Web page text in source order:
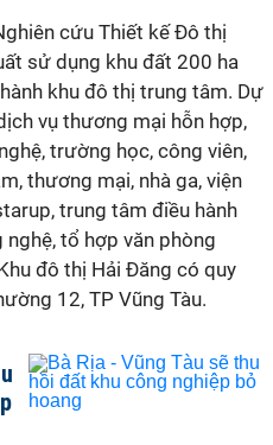
cứu Thiết kế Đô thị
sử dụng khu đất 200 ha
khu đô thị trung tâm. Dự
vụ thương mại hỗn hợp,
trường học, công viên,
thương mại, nhà ga, viện
trung tâm điều hành
tổ hợp văn phòng
đô thị Hải Đăng có quy
12, TP Vũng Tàu.